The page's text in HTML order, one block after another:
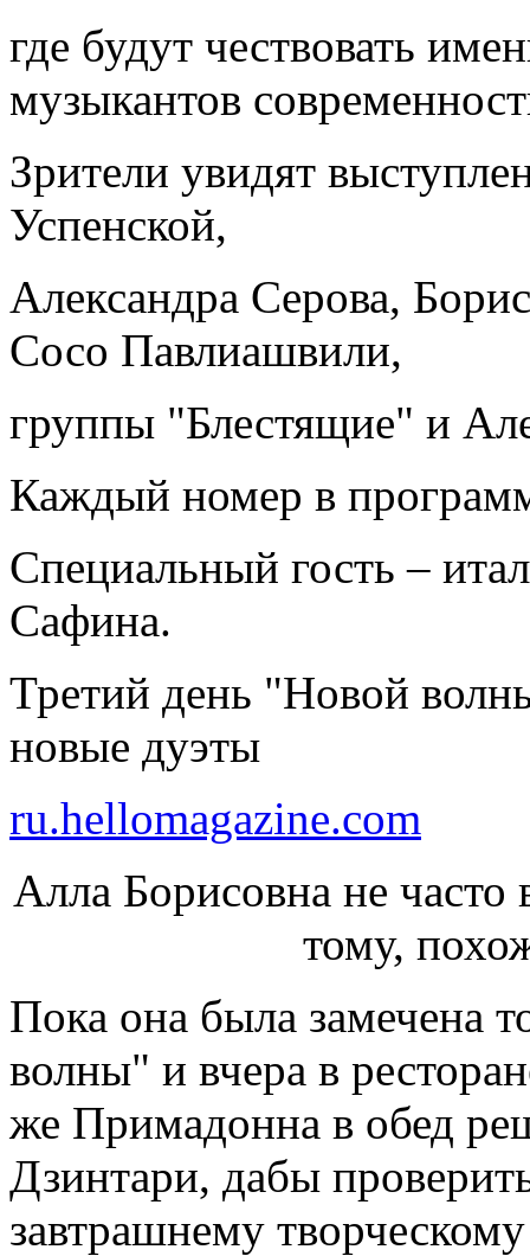
где будут чествовать
музыкантов
Зрители увидят
Успенской,
Александра Серова,
Сосо Павлиашвили,
группы "Блестящие" и
Каждый номер в
Специальный гость –
Сафина.
Третий день "Новой
новые дуэты
ru.hellomagazine.com
Алла Борисовна не часто
тому,
Пока она была замечена
волны" и вчера в
же Примадонна в обед
Дзинтари, дабы
завтрашнему творческому